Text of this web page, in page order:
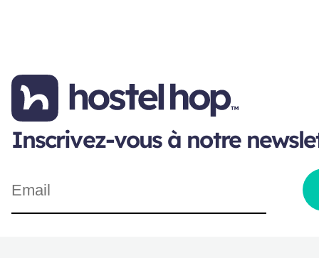
Inscrivez-vous à notre